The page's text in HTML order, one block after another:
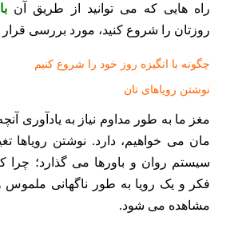
راه هایی که می توانید از طریق آن
روزتان را شروع کنید، مورد بررسی
چگونه با انگیزه روز خود را شروع کنیم
نوشتن رویاهای تان
مغز ما به طور مداوم نیاز به یادآوری
مان می خواهیم، دارد. نوشتن رویاها
سیستم روان و باورها می گذارد؛ چرا
فکر و یک رویا به طور ناگهانی ملموس
مشاهده می شود.